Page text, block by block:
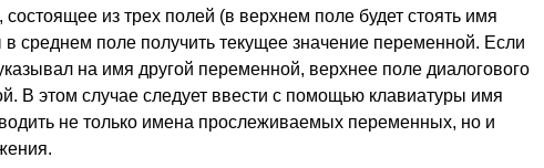
из трех полей (в верхнем поле будет стоять имя
в среднем поле получить текущее значение переменной. Если
на имя другой переменной, верхнее поле диалогового
В этом случае следует ввести с помощью клавиатуры имя
не только имена прослеживаемых переменных, но и